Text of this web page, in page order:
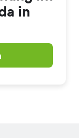
in